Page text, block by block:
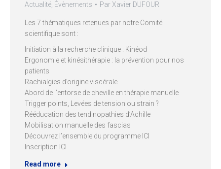
Actualité Évènements Par Xavier DUFOUR
Les 7 thématiques retenues par notre Comité
scientifique sont :
Initiation à la recherche clinique : Kinéod
Ergonomie et kinésithérapie : la prévention pour nos
patients
Rachialgies d’origine viscérale
Abord de l’entorse de cheville en thérapie manuelle
Trigger points, Levées de tension ou strain ?
Rééducation des tendinopathies d’Achille
Mobilisation manuelle des fascias
Découvrez l’ensemble du programme ICI
Inscription ICI
Read more